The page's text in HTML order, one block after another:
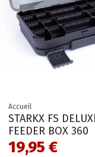
Accueil
STARKX FS
FEEDER BOX 360
19,95 €